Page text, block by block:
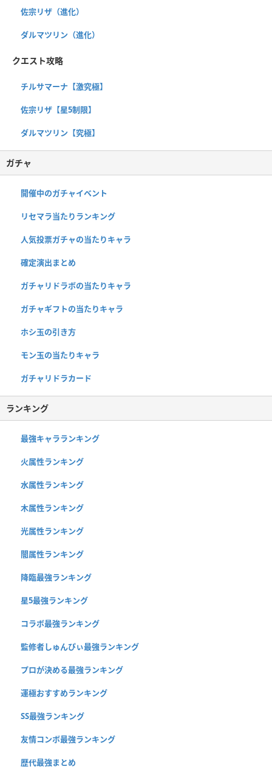
佐宗リザ（進化）
ダルマツリン（進化）
クエスト攻略
チルサマーナ【激究極】
佐宗リザ【星5制限】
ダルマツリン【究極】
ガチャ
開催中のガチャイベント
リセマラ当たりランキング
人気投票ガチャの当たりキャラ
確定演出まとめ
ガチャリドラボの当たりキャラ
ガチャギフトの当たりキャラ
ホシ玉の引き方
モン玉の当たりキャラ
ガチャリドラカード
ランキング
最強キャラランキング
火属性ランキング
水属性ランキング
木属性ランキング
光属性ランキング
闇属性ランキング
降臨最強ランキング
星5最強ランキング
コラボ最強ランキング
監修者しゅんぴぃ最強ランキング
プロが決める最強ランキング
運極おすすめランキング
SS最強ランキング
友情コンボ最強ランキング
歴代最強まとめ